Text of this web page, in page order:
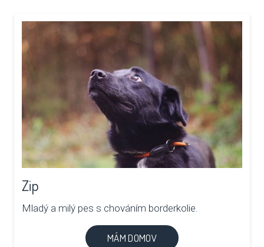
Zip
Mladý a milý pes s chováním borderkolie.
MÁM DOMOV